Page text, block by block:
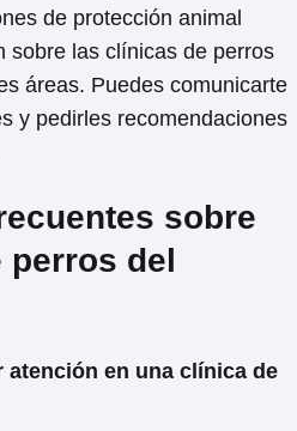
de protección animal
sobre las clínicas de perros
áreas. Puedes comunicarte
y pedirles recomendaciones
sobre
del
atención en una clínica de